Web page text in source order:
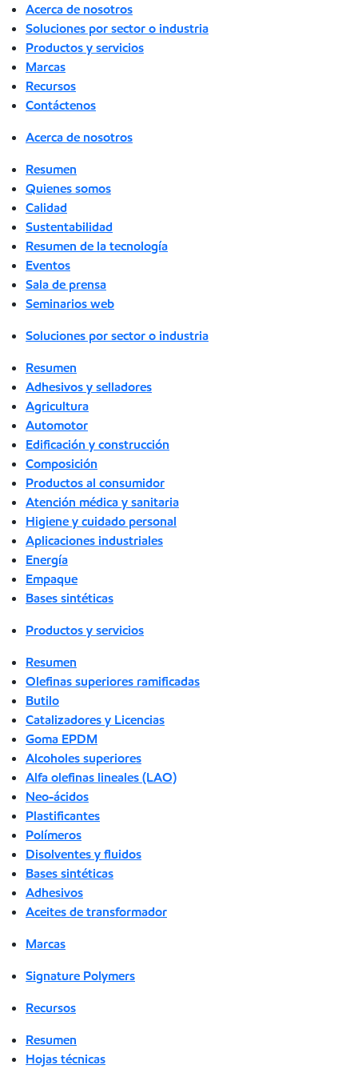
Acerca de nosotros
Soluciones por sector o industria
Productos y servicios
Marcas
Recursos
Contáctenos
Acerca de nosotros
Resumen
Quienes somos
Calidad
Sustentabilidad
Resumen de la tecnología
Eventos
Sala de prensa
Seminarios web
Soluciones por sector o industria
Resumen
Adhesivos y selladores
Agricultura
Automotor
Edificación y construcción
Composición
Productos al consumidor
Atención médica y sanitaria
Higiene y cuidado personal
Aplicaciones industriales
Energía
Empaque
Bases sintéticas
Productos y servicios
Resumen
Olefinas superiores ramificadas
Butilo
Catalizadores y Licencias
Goma EPDM
Alcoholes superiores
Alfa olefinas lineales (LAO)
Neo-ácidos
Plastificantes
Polímeros
Disolventes y fluidos
Bases sintéticas
Adhesivos
Aceites de transformador
Marcas
Signature Polymers
Recursos
Resumen
Hojas técnicas